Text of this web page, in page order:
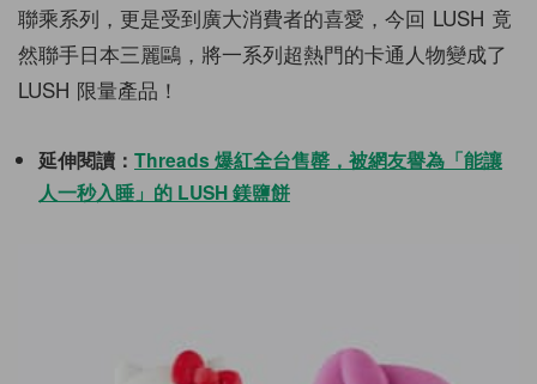
聯乘系列，更是受到廣大消費者的喜愛，今回 LUSH 竟
然聯手日本三麗鷗，將一系列超熱門的卡通人物變成了
LUSH 限量產品！
延伸閱讀： Threads 爆紅全台售罄，被網友譽為「能讓
人一秒入睡」的 LUSH 鎂鹽餅